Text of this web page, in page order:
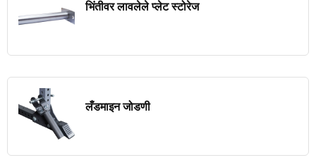
भिंतीवर लावलेले प्लेट स्टोरेज
लँडमाइन जोडणी